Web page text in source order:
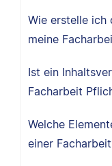
Wie erstelle ich
meine
Ist ein
Facharbeit
Welche
einer